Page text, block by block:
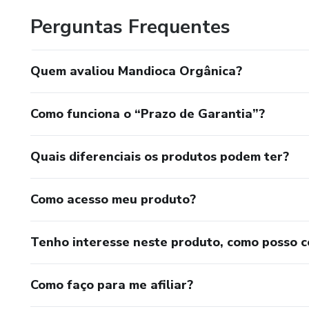
Perguntas Frequentes
Quem avaliou Mandioca Orgânica?
Como funciona o “Prazo de Garantia”?
Quais diferenciais os produtos podem ter?
Como acesso meu produto?
Tenho interesse neste produto, como posso
Como faço para me afiliar?